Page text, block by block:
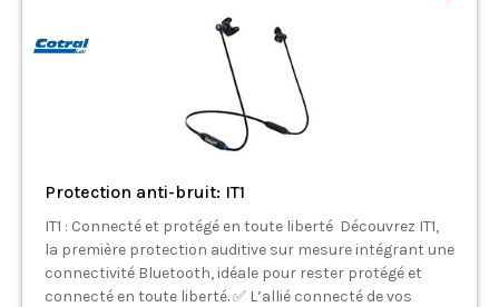
Protection anti-bruit: IT1
IT1 : Connecté et protégé en toute liberté Découvrez IT1,
la première protection auditive sur mesure intégrant une
connectivité Bluetooth, idéale pour rester protégé et
connecté en toute liberté. ✅ L’allié connecté de vos